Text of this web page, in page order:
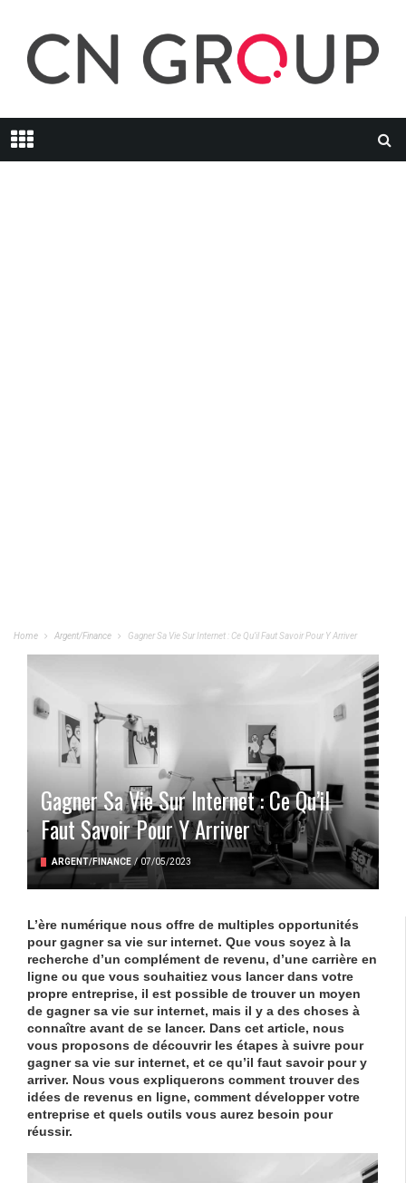
Home Argent/Finance Gagner Sa Vie Sur Internet : Ce Qu’il Faut Savoir Pour Y Arriver
Gagner Sa Vie Sur Internet : Ce Qu’il
Faut Savoir Pour Y Arriver
ARGENT/FINANCE / 07/05/2023
L’ère numérique nous offre de multiples opportunités
pour gagner sa vie sur internet. Que vous soyez à la
recherche d’un complément de revenu, d’une carrière en
ligne ou que vous souhaitiez vous lancer dans votre
propre entreprise, il est possible de trouver un moyen
de gagner sa vie sur internet, mais il y a des choses à
connaître avant de se lancer. Dans cet article, nous
vous proposons de découvrir les étapes à suivre pour
gagner sa vie sur internet, et ce qu’il faut savoir pour y
arriver. Nous vous expliquerons comment trouver des
idées de revenus en ligne, comment développer votre
entreprise et quels outils vous aurez besoin pour
réussir.